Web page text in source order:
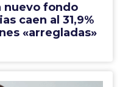
nuevo fondo
caen al 31,9%
«arregladas»